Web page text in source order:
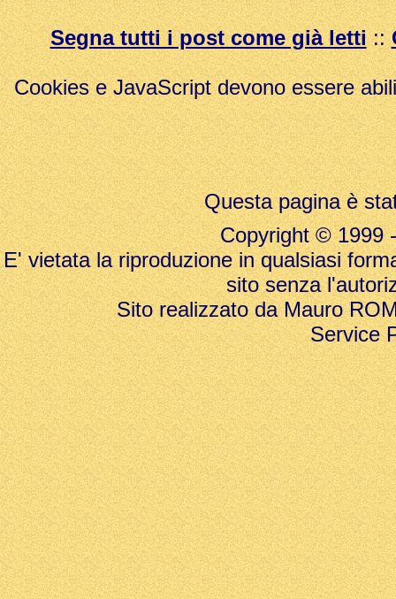
Segna tutti i post come già letti::
Cookies e JavaScript devono essere
Questa pagina è
Copyright © 1999
E' vietata la riproduzione in qualsiasi
sito senza
Sito realizzato da Mauro
Service